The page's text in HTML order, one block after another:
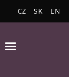
CZ SK EN